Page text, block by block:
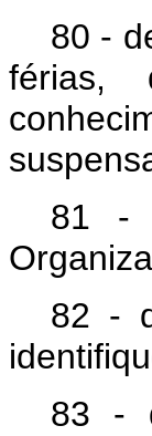
80 -
férias,
81 -
82 -
83 -